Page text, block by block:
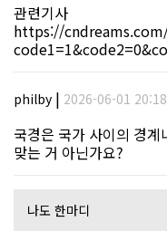
관련기사
https://
philby | 2026-06-01 20:18
국경은 국가 사이의 경
맞는 거 아닌가요?
나도 한마디